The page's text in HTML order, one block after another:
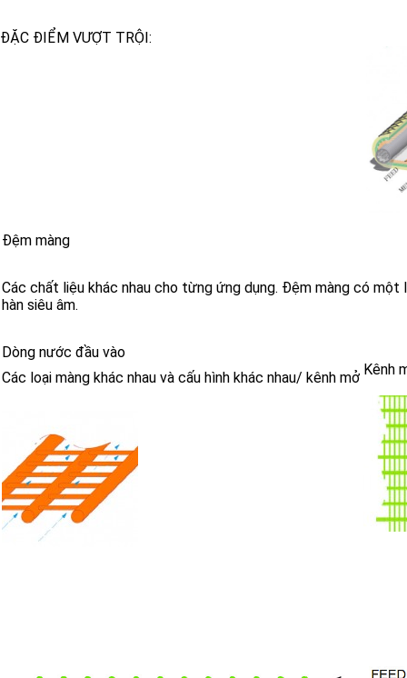
ĐẶC ĐIỂM VƯỢT TRỘI:
Đệm màng
Các chất liệu khác nhau cho từng ứng dụng. Đệm màng có
hàn siêu âm.
Dòng nước đầu vào
Các loại màng khác nhau và cấu hình khác nhau/ kênh mở Kênh